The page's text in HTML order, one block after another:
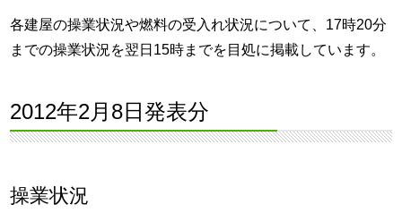
各建屋の操業状況や燃料の受入れ状況について、17時20分
までの操業状況を翌日15時までを目処に掲載しています。
2012年2月8日発表分
操業状況